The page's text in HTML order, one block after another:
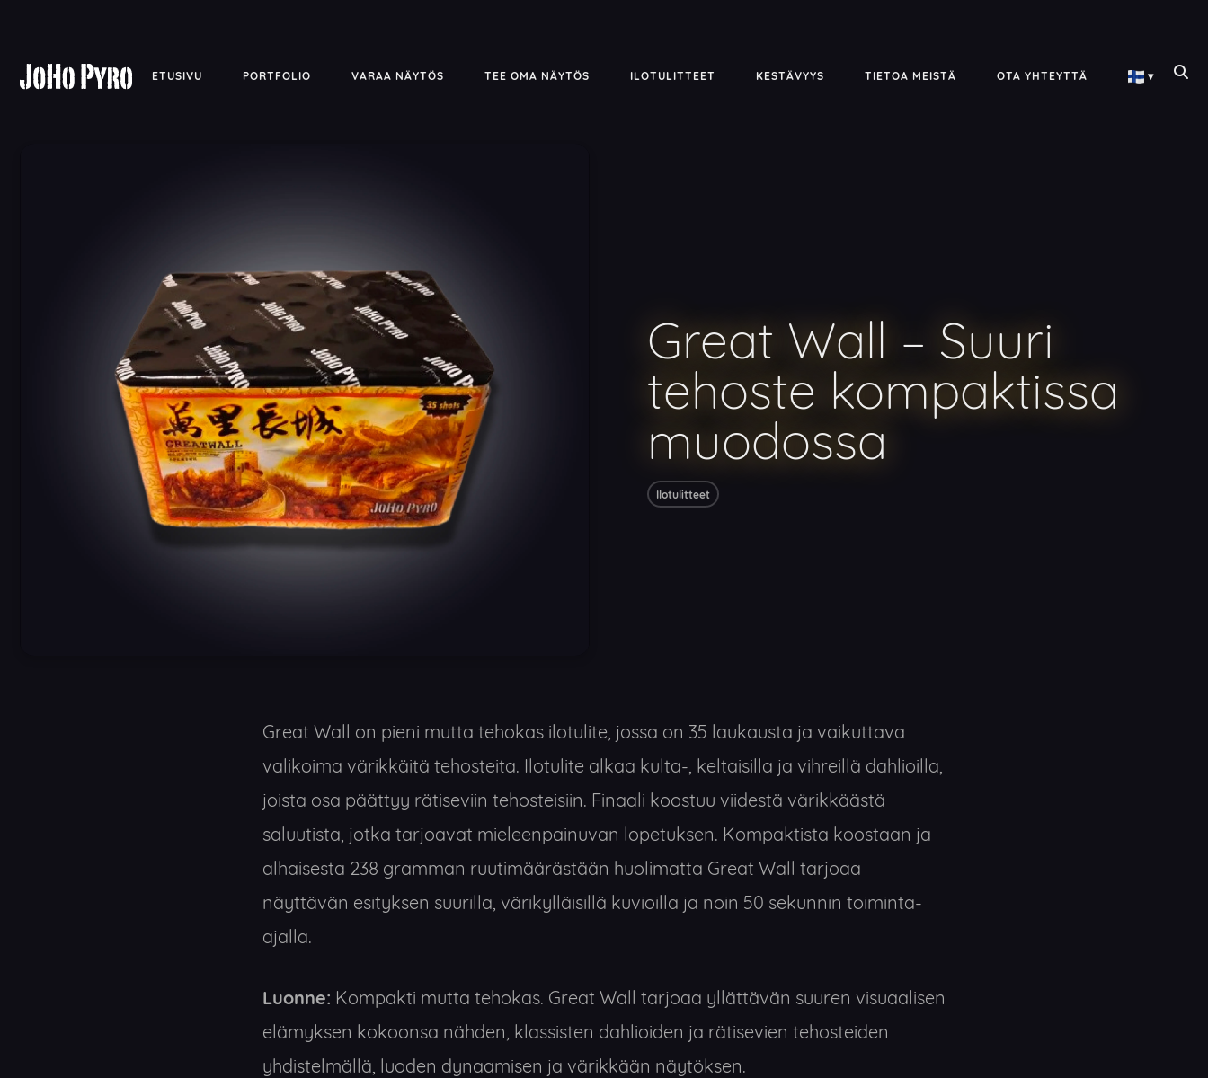
ETUSIVU PORTFOLIO VARAA NÄYTÖS TEE OMA NÄYTÖS ILOTULITTEET KESTÄVYYS TIETOA MEISTÄ OTA YHTEYTTÄ ▾
Great Wall – Suuri
tehoste kompaktissa
muodossa
Ilotulitteet
Great Wall on pieni mutta tehokas ilotulite, jossa on 35 laukausta ja vaikuttava
valikoima värikkäitä tehosteita. Ilotulite alkaa kulta-, keltaisilla ja vihreillä dahlioilla,
joista osa päättyy rätiseviin tehosteisiin. Finaali koostuu viidestä värikkäästä
saluutista, jotka tarjoavat mieleenpainuvan lopetuksen. Kompaktista koostaan ja
alhaisesta 238 gramman ruutimäärästään huolimatta Great Wall tarjoaa
näyttävän esityksen suurilla, värikylläisillä kuvioilla ja noin 50 sekunnin toiminta-
ajalla.
Luonne: Kompakti mutta tehokas. Great Wall tarjoaa yllättävän suuren visuaalisen
elämyksen kokoonsa nähden, klassisten dahlioiden ja rätisevien tehosteiden
yhdistelmällä, luoden dynaamisen ja värikkään näytöksen.